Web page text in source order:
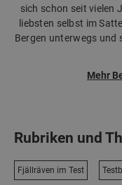
sich schon seit vielen
liebsten selbst im
Bergen unterwegs und
Mehr
Rubriken und
Fjällräven im Test